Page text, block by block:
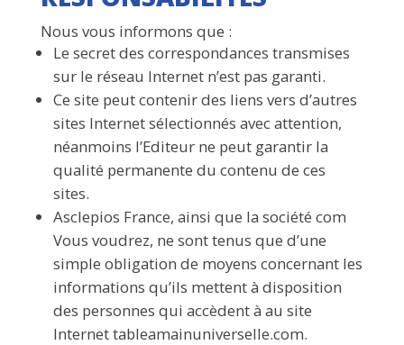
Nous vous informons que :
Le secret des correspondances transmises
sur le réseau Internet n’est pas garanti.
Ce site peut contenir des liens vers d’autres
sites Internet sélectionnés avec attention,
néanmoins l’Editeur ne peut garantir la
qualité permanente du contenu de ces
sites.
Asclepios France, ainsi que la société com
Vous voudrez, ne sont tenus que d’une
simple obligation de moyens concernant les
informations qu’ils mettent à disposition
des personnes qui accèdent à au site
Internet tableamainuniverselle.com.